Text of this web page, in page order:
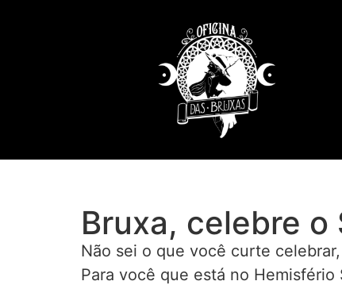
Bruxa, celebre o
Não sei o que você curte
Para você que está no